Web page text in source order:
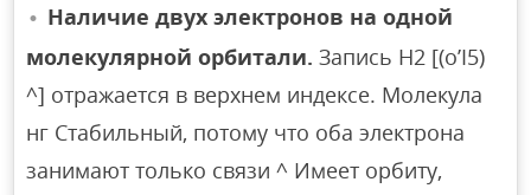
Наличие двух электронов на одной
молекулярной орбитали. Запись H2 [(o’I5)
^] отражается в верхнем индексе. Молекула
нг Стабильный, потому что оба электрона
занимают только связи ^ Имеет орбиту,